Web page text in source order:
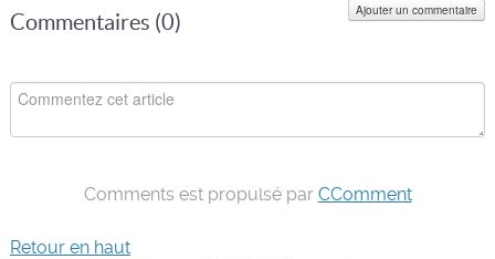
Commentaires (0)
Ajouter un commentaire
Comments est propulsé par CComment
Retour en haut